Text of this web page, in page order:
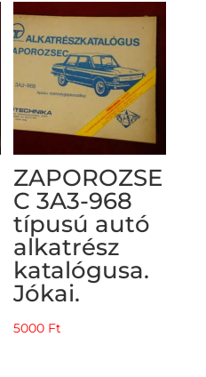
ZAPOROZSE
C 3A3-968
típusú autó
alkatrész
katalógusa.
Jókai.
5000 Ft